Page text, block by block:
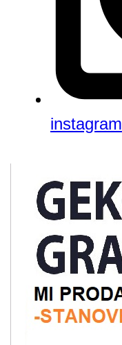
instagram